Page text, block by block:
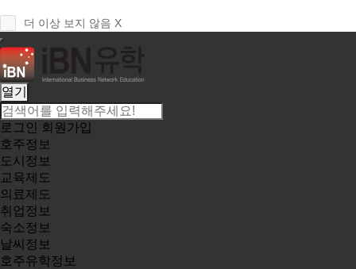
더 이상 보지 않음 X
열기
로그인
회원가입
호주정보
도시정보
교육제도
의료제도
취업정보
숙소정보
날씨정보
호주유학정보